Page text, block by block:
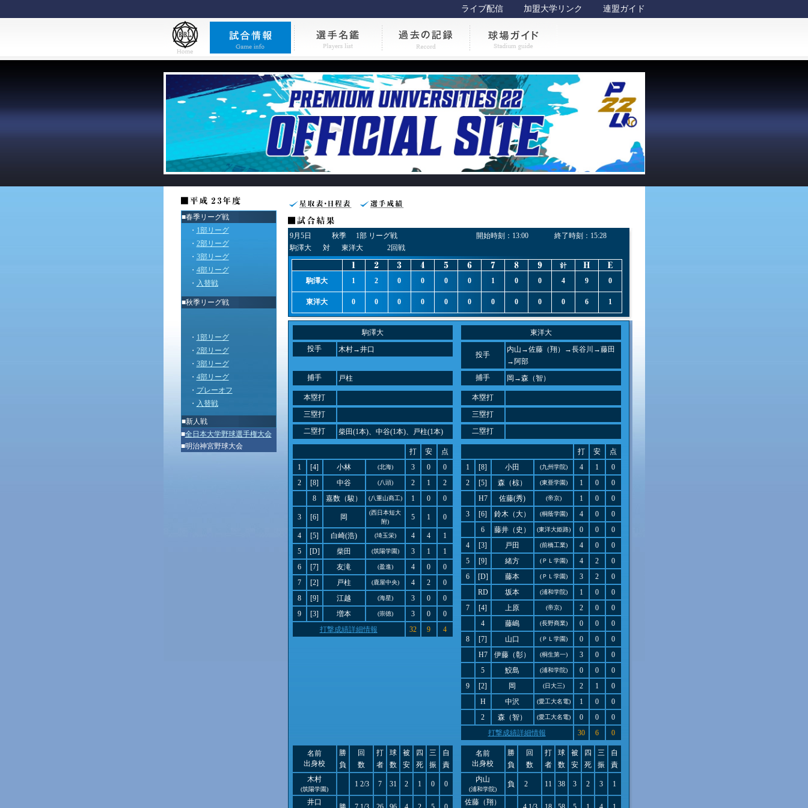
ライブ配信 加盟大学リンク 連盟ガイド
■春季リーグ戦
・ 1部リーグ
・ 2部リーグ
・ 3部リーグ
・ 4部リーグ
・ 入替戦
■秋季リーグ戦
・ 1部リーグ
・ 2部リーグ
・ 3部リーグ
・ 4部リーグ
・ プレーオフ
・ 入替戦
■新人戦
■全日本大学野球選手権大会
■明治神宮野球大会
9月5日 秋季 1部 リーグ戦 開始時刻： 13:00 終了時刻： 15:28
駒澤大
対 東洋大 2回戦
駒澤大 1 2 0 0 0 0 1 0 0 4 9 0
東洋大 0 0 0 0 0 0 0 0 0 0 6 1
駒澤大
投手
木村→井口
東洋大
投手
内山→佐藤（翔）→長谷川→藤田
→阿部
捕手
戸柱 捕手 岡→森（智）
本塁打
本塁打
三塁打
三塁打
二塁打
柴田(1本)、中谷(1本)、戸柱(1本) 二塁打
打 安
点
1
[4] 小林 (北海) 3 0
0
2
[8] 中谷 (八頭) 2 1
2
8
嘉数（駿） (八重山商工) 1 0 0
3 [6] 岡
(西日本短大
附)
5 1 0
4 [5] 白崎(浩) (埼玉栄) 4 4
1
5
[D] 柴田 (筑陽学園) 3 1
1
6
[7] 友滝 (盈進) 4 0
0
7
[2] 戸柱 (鹿屋中央) 4 2
0
8
[9] 江越 (海星) 3 0
0
9
[3] 増本 (崇徳) 3 0
0
打撃成績詳細情報
32 9 4
打 安
点
1
[8] 小田 (九州学院) 4 1
0
2
[5] 森（椋） (東亜学園) 1 0
0
H7
佐藤(秀) (帝京) 1 0
0
3
[6] 鈴木（大） (桐蔭学園) 4 0
0
6
藤井（史） (東洋大姫路) 0 0
0
4
[3] 戸田 (前橋工業) 4 0
0
5
[9] 緒方 (ＰＬ学園) 4 2
0
6
[D] 藤本 (ＰＬ学園) 3 2
0
RD
坂本 (浦和学院) 1 0
0
7
[4] 上原 (帝京) 2 0
0
4
藤嶋 (長野商業) 0 0
0
8
[7] 山口 (ＰＬ学園) 0 0
0
H7
伊藤（彰） (桐生第一) 3 0
0
5
鮫島 (浦和学院) 0 0
0
9
[2] 岡 (日大三) 2 1
0
H
中沢 (愛工大名電) 1 0
0
2
森（智） (愛工大名電) 0 0
0
打撃成績詳細情報
30 6 0
名前
出身校
勝
負
回
数
打
者
球
数
被
安
四
死
三
振
自
責
木村
(筑陽学園)
1 2/3 7 31 2 1 0 0
井口
名前
出身校
勝
負
回
数
打
者
球
数
被
安
四
死
三
振
自
責
内山
(浦和学院)
負 2 11 38 3 2 3 1
佐藤（翔）